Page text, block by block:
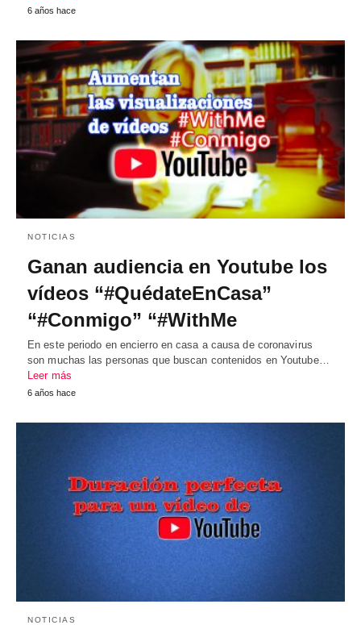
6 años hace
NOTICIAS
Ganan audiencia en Youtube los
vídeos “#QuédateEnCasa”
“#Conmigo” “#WithMe
En este periodo en encierro en casa a causa de coronavirus
son muchas las personas que buscan contenidos en Youtube…
Leer más
6 años hace
NOTICIAS